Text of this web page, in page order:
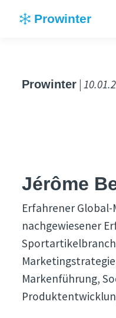
Prowinter
Prowinter |
Jérôme
Erfahrener
nachgewiesener
Markenführung,